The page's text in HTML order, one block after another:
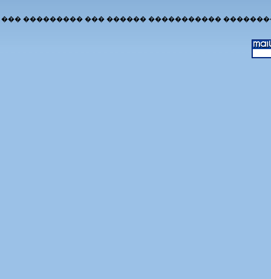
��� ��������� ��� ������ �����������